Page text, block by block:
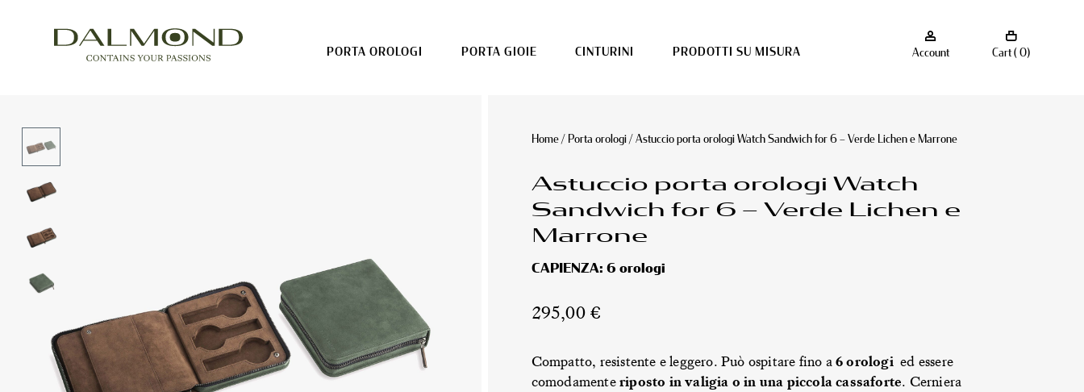
PORTA OROLOGI PORTA GIOIE CINTURINI PRODOTTI SU MISURA Account Cart ( 0)
Cart ( 0)
Home/ Porta orologi/ Astuccio porta orologi Watch Sandwich for 6 – Verde Lichen e Marrone
Astuccio porta orologi Watch
Sandwich for 6 – Verde Lichen e
Marrone
CAPIENZA: 6 orologi
295,00 €
Compatto, resistente e leggero. Può ospitare fino a6 orologied essere
comodamenteriposto in valigia o in una piccola cassaforte. Cerniera